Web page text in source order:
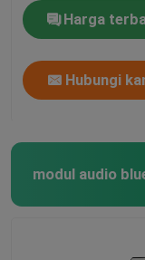
Harga
Hubungi
modul audio